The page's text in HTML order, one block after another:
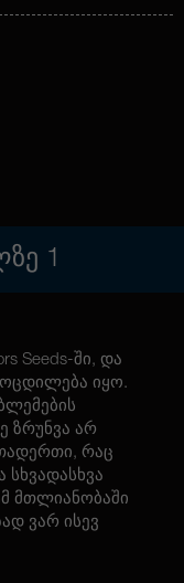
მერყეობს,
როგორც
აღება იწყება
1
Seeds-ში, და
იყო.
ზრუნვა არ
რაც
მთლიანობაში
ვარ ისევ